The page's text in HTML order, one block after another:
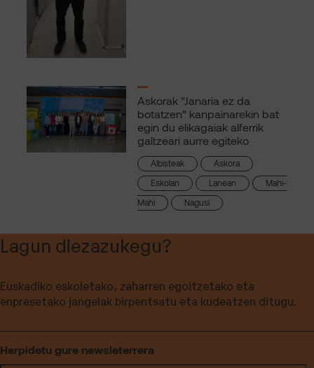
Askorak “Janaria ez da
botatzen” kanpainarekin bat
egin du elikagaiak alferrik
galtzeari aurre egiteko
Albisteak
Askora
Eskolan
Lanean
Mahi-
Mahi
Nagusi
Lagun diezazukegu?
Euskadiko eskoletako, zaharren egoitzetako eta
enpresetako jangelak birpentsatu eta kudeatzen ditugu.
Harpidetu gure newsleterrera